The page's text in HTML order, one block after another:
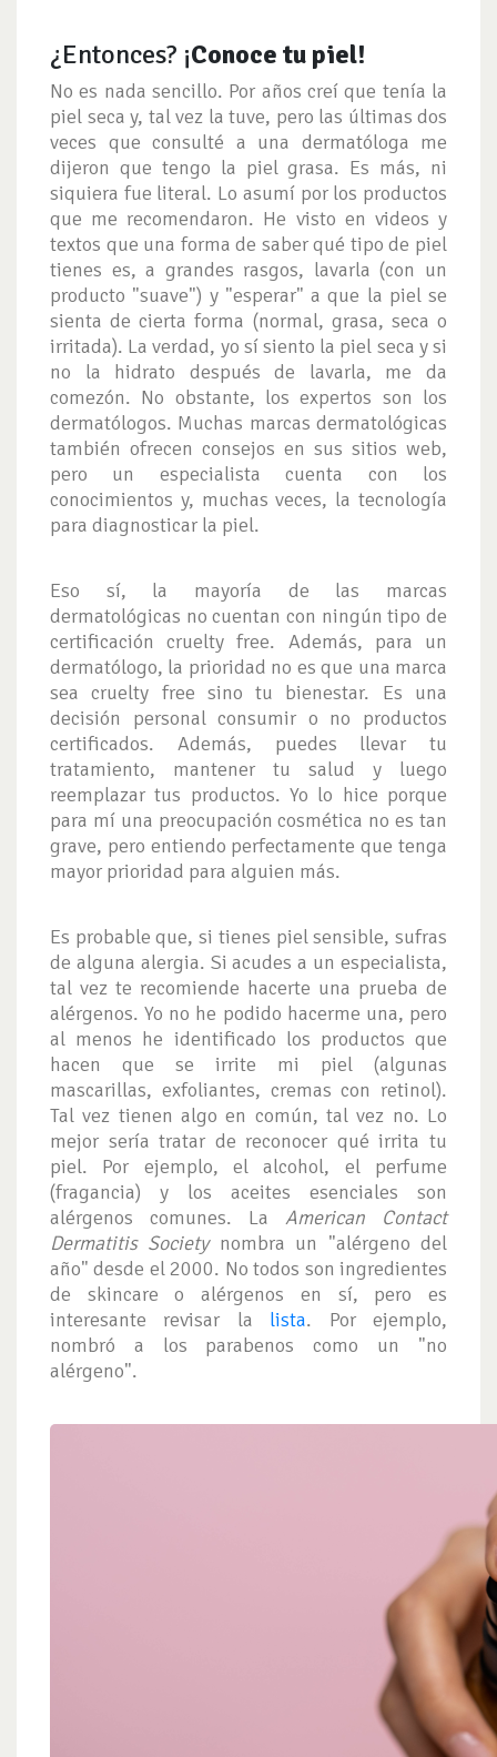
¿Entonces? ¡Conoce tu piel!
No es nada sencillo. Por años creí que tenía la
piel seca y, tal vez la tuve, pero las últimas dos
veces que consulté a una dermatóloga me
dijeron que tengo la piel grasa. Es más, ni
siquiera fue literal. Lo asumí por los productos
que me recomendaron. He visto en videos y
textos que una forma de saber qué tipo de piel
tienes es, a grandes rasgos, lavarla (con un
producto "suave") y "esperar" a que la piel se
sienta de cierta forma (normal, grasa, seca o
irritada). La verdad, yo sí siento la piel seca y si
no la hidrato después de lavarla, me da
comezón. No obstante, los expertos son los
dermatólogos. Muchas marcas dermatológicas
también ofrecen consejos en sus sitios web,
pero un especialista cuenta con los
conocimientos y, muchas veces, la tecnología
para diagnosticar la piel.
Eso sí, la mayoría de las marcas
dermatológicas no cuentan con ningún tipo de
certificación cruelty free. Además, para un
dermatólogo, la prioridad no es que una marca
sea cruelty free sino tu bienestar. Es una
decisión personal consumir o no productos
certificados. Además, puedes llevar tu
tratamiento, mantener tu salud y luego
reemplazar tus productos. Yo lo hice porque
para mí una preocupación cosmética no es tan
grave, pero entiendo perfectamente que tenga
mayor prioridad para alguien más.
Es probable que, si tienes piel sensible, sufras
de alguna alergia. Si acudes a un especialista,
tal vez te recomiende hacerte una prueba de
alérgenos. Yo no he podido hacerme una, pero
al menos he identificado los productos que
hacen que se irrite mi piel (algunas
mascarillas, exfoliantes, cremas con retinol).
Tal vez tienen algo en común, tal vez no. Lo
mejor sería tratar de reconocer qué irrita tu
piel. Por ejemplo, el alcohol, el perfume
(fragancia) y los aceites esenciales son
alérgenos comunes. La American Contact
Dermatitis Societynombra un "alérgeno del
año" desde el 2000. No todos son ingredientes
de skincare o alérgenos en sí, pero es
interesante revisar la lista. Por ejemplo,
nombró a los parabenos como un "no
alérgeno".